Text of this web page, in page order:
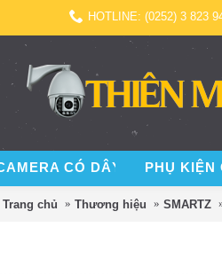
HOTLINE: (0252) 3 823
CÓ DÂY PHỤ KIỆN
Trang chủ Thương hiệu SMARTZ